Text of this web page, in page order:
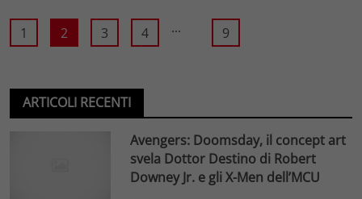
1 2 3 4 ... 9
ARTICOLI RECENTI
Avengers: Doomsday, il concept art
svela Dottor Destino di Robert
Downey Jr. e gli X-Men dell’MCU